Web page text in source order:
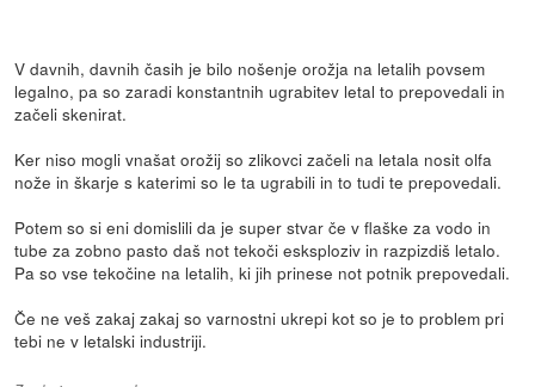
V davnih, davnih časih je bilo nošenje orožja na letalih povsem
legalno, pa so zaradi konstantnih ugrabitev letal to prepovedali in
začeli skenirat.
Ker niso mogli vnašat orožij so zlikovci začeli na letala nosit olfa
nože in škarje s katerimi so le ta ugrabili in to tudi te prepovedali.
Potem so si eni domislili da je super stvar če v flaške za vodo in
tube za zobno pasto daš not tekoči esksploziv in razpizdiš letalo.
Pa so vse tekočine na letalih, ki jih prinese not potnik prepovedali.
Če ne veš zakaj zakaj so varnostni ukrepi kot so je to problem pri
tebi ne v letalski industriji.